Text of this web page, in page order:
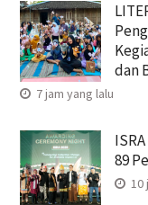
dan
7 jam yang lalu
89
10